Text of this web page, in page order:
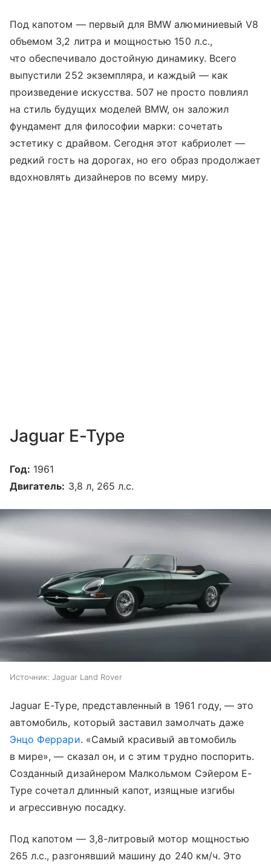
Под капотом — первый для BMW алюминиевый V8
объемом 3,2 литра и мощностью 150 л.с.,
что обеспечивало достойную динамику. Всего
выпустили 252 экземпляра, и каждый — как
произведение искусства. 507 не просто повлиял
на стиль будущих моделей BMW, он заложил
фундамент для философии марки: сочетать
эстетику с драйвом. Сегодня этот кабриолет —
редкий гость на дорогах, но его образ продолжает
вдохновлять дизайнеров по всему миру.
Jaguar E-Type
Год: 1961
Двигатель: 3,8 л, 265 л.с.
Источник: Jaguar Land Rover
Jaguar E-Type, представленный в 1961 году, — это
автомобиль, который заставил замолчать даже
Энцо Феррари. «Самый красивый автомобиль
в мире», — сказал он, и с этим трудно поспорить.
Созданный дизайнером Малкольмом Сэйером E-
Type сочетал длинный капот, изящные изгибы
и агрессивную посадку.
Под капотом — 3,8-литровый мотор мощностью
265 л.с., разгонявший машину до 240 км/ч. Это